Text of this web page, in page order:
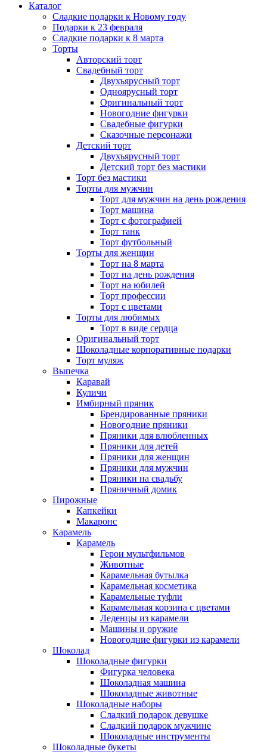
Каталог
Сладкие подарки к Новому году
Подарки к 23 февраля
Сладкие подарки к 8 марта
Торты
Авторский торт
Свадебный торт
Двухъярусный торт
Одноярусный торт
Оригинальный торт
Новогодние фигурки
Свадебные фигурки
Сказочные персонажи
Детский торт
Двухъярусный торт
Детский торт без мастики
Торт без мастики
Торты для мужчин
Торт для мужчин на день рождения
Торт машина
Торт с фотографией
Торт танк
Торт футбольный
Торты для женщин
Торт на 8 марта
Торт на день рождения
Торт на юбилей
Торт профессии
Торт с цветами
Торты для любимых
Торт в виде сердца
Оригинальный торт
Шоколадные корпоративные подарки
Торт муляж
Выпечка
Каравай
Куличи
Имбирный пряник
Брендированные пряники
Новогодние пряники
Пряники для влюбленных
Пряники для детей
Пряники для женщин
Пряники для мужчин
Пряники на свадьбу
Пряничный домик
Пирожные
Капкейки
Макаронс
Карамель
Карамель
Герои мультфильмов
Животные
Карамельная бутылка
Карамельная косметика
Карамельные туфли
Карамельная корзина с цветами
Леденцы из карамели
Машины и оружие
Новогодние фигурки из карамели
Шоколад
Шоколадные фигурки
Фигурка человека
Шоколадная машина
Шоколадные животные
Шоколадные наборы
Сладкий подарок девушке
Сладкий подарок мужчине
Шоколадные инструменты
Шоколадные букеты